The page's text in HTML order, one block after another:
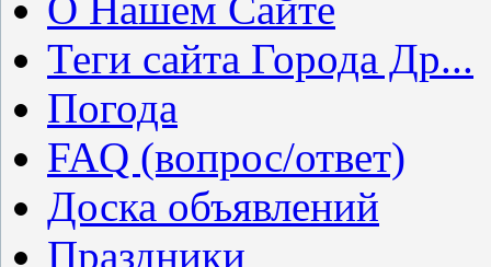
Теги сайта Города Др...
Погода
FAQ (вопрос/ответ)
Доска объявлений
Праздники